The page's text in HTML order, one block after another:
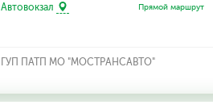
Автовокзал Прямой маршрут
ГУП ПАТП МО "МОСТРАНСАВТО"